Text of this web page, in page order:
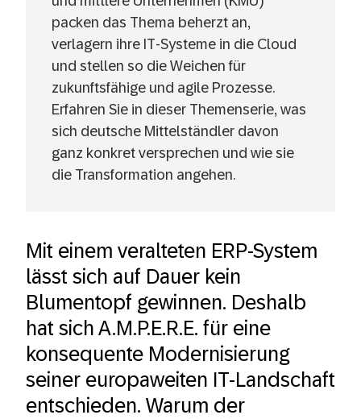
packen das Thema beherzt an,
verlagern ihre IT-Systeme in die Cloud
und stellen so die Weichen für
zukunftsfähige und agile Prozesse.
Erfahren Sie in dieser Themenserie, was
sich deutsche Mittelständler davon
ganz konkret versprechen und wie sie
die Transformation angehen.
für Okuma
Besser Hören in der Cloud: Neuroth
setzt auf SAP S/4HANA Cloud Public
Edition
SAP S/4HANA Cloud Public Edition:
Traditionsunternehmen Ziegler geht mit
GROW with SAP in die Cloud
Mit einem veralteten ERP-System
lässt sich auf Dauer kein
Blumentopf gewinnen. Deshalb
hat sich A.M.P.E.R.E. für eine
konsequente Modernisierung
seiner europaweiten IT-Landschaft
entschieden. Warum der